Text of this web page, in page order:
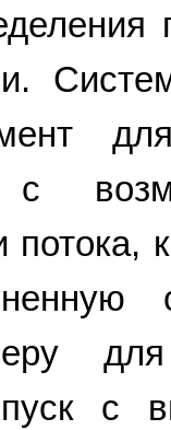
с
потока,
с